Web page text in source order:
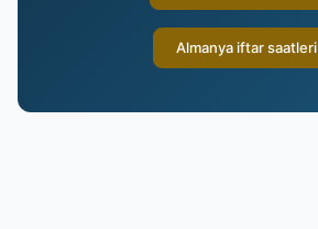
Almanya iftar saatleri